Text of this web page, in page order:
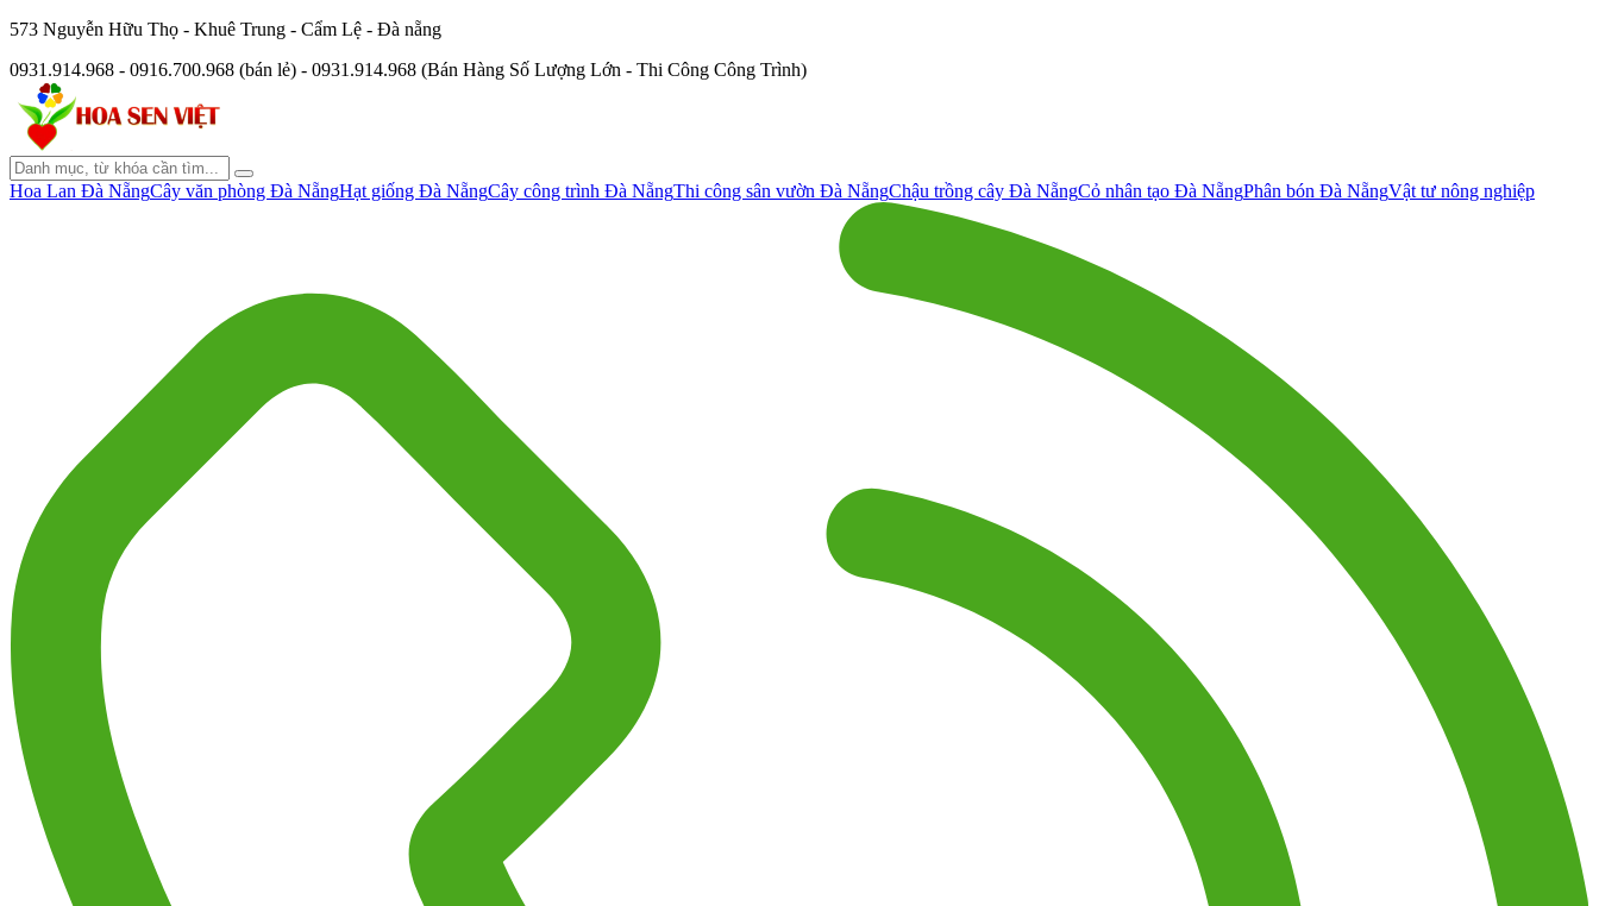
573 Nguyễn Hữu Thọ - Khuê Trung - Cẩm Lệ - Đà nẵng
0931.914.968 - 0916.700.968 (bán lẻ) - 0931.914.968 (Bán Hàng Số Lượng Lớn - Thi Công Công Trình)
Hoa Lan Đà NẵngCây văn phòng Đà NẵngHạt giống Đà NẵngCây công trình Đà NẵngThi công sân vườn Đà NẵngChậu trồng cây Đà NẵngCỏ nhân tạo Đà NẵngPhân bón Đà NẵngVật tư nông nghiệp